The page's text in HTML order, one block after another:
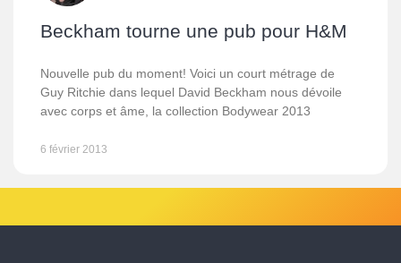
Beckham tourne une pub pour H&M
Nouvelle pub du moment! Voici un court métrage de
Guy Ritchie dans lequel David Beckham nous dévoile
avec corps et âme, la collection Bodywear 2013
6 février 2013